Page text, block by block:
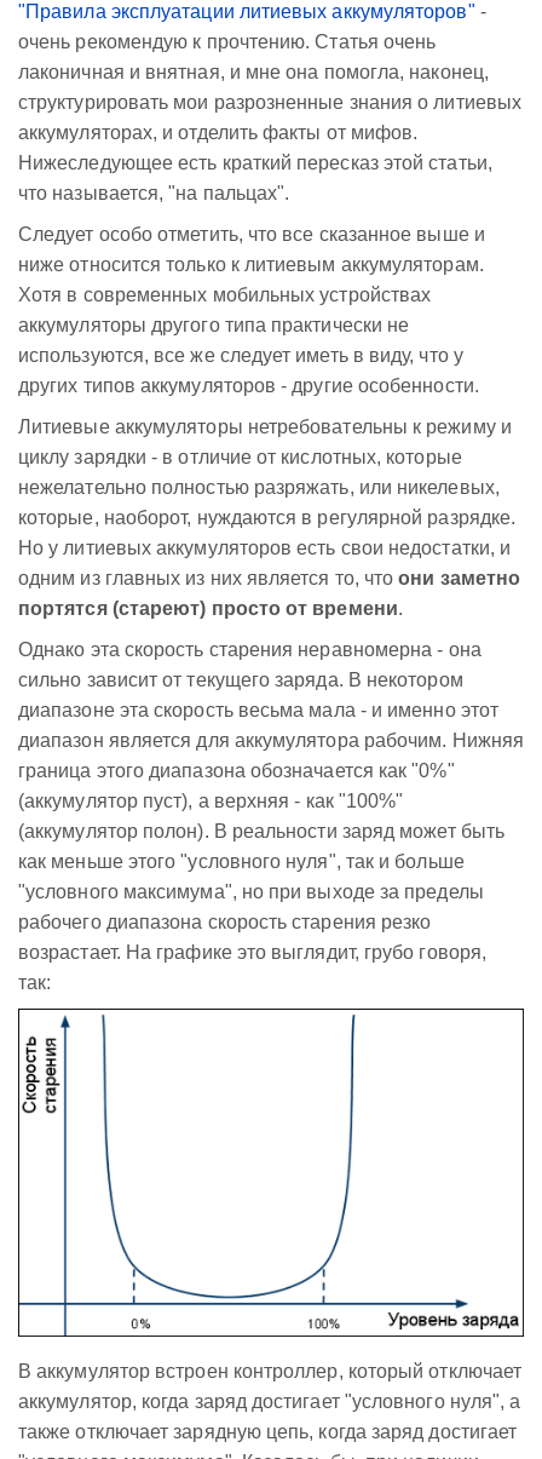
"Правила эксплуатации литиевых аккумуляторов" -
очень рекомендую к прочтению. Статья очень
лаконичная и внятная, и мне она помогла, наконец,
структурировать мои разрозненные знания о литиевых
аккумуляторах, и отделить факты от мифов.
Нижеследующее есть краткий пересказ этой статьи,
что называется, "на пальцах".
Следует особо отметить, что все сказанное выше и
ниже относится только к литиевым аккумуляторам.
Хотя в современных мобильных устройствах
аккумуляторы другого типа практически не
используются, все же следует иметь в виду, что у
других типов аккумуляторов - другие особенности.
Литиевые аккумуляторы нетребовательны к режиму и
циклу зарядки - в отличие от кислотных, которые
нежелательно полностью разряжать, или никелевых,
которые, наоборот, нуждаются в регулярной разрядке.
Но у литиевых аккумуляторов есть свои недостатки, и
одним из главных из них является то, чтоони заметно
портятся (стареют) просто от времени.
Однако эта скорость старения неравномерна - она
сильно зависит от текущего заряда. В некотором
диапазоне эта скорость весьма мала - и именно этот
диапазон является для аккумулятора рабочим. Нижняя
граница этого диапазона обозначается как "0%"
(аккумулятор пуст), а верхняя - как "100%"
(аккумулятор полон). В реальности заряд может быть
как меньше этого "условного нуля", так и больше
"условного максимума", но при выходе за пределы
рабочего диапазона скорость старения резко
возрастает. На графике это выглядит, грубо говоря,
так:
В аккумулятор встроен контроллер, который отключает
аккумулятор, когда заряд достигает "условного нуля", а
также отключает зарядную цепь, когда заряд достигает